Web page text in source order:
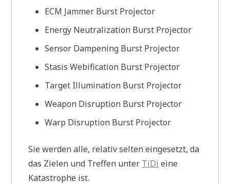
ECM Jammer Burst Projector
Energy Neutralization Burst Projector
Sensor Dampening Burst Projector
Stasis Webification Burst Projector
Target Illumination Burst Projector
Weapon Disruption Burst Projector
Warp Disruption Burst Projector
Sie werden alle, relativ selten eingesetzt, da
das Zielen und Treffen unter TiDi eine
Katastrophe ist.